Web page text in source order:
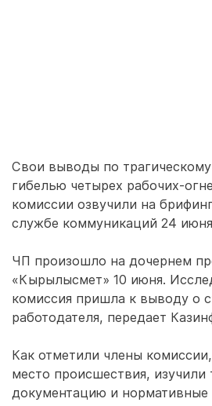
Свои выводы по
гибелью четырех рабочих-
комиссии озвучили на
службе коммуникаций 24
ЧП произошло на дочернем
«Кырылысмет» 10 июня.
комиссия пришла к выводу о
работодателя, передает
Как отметили члены
место происшествия, изучили
документацию и нормативные